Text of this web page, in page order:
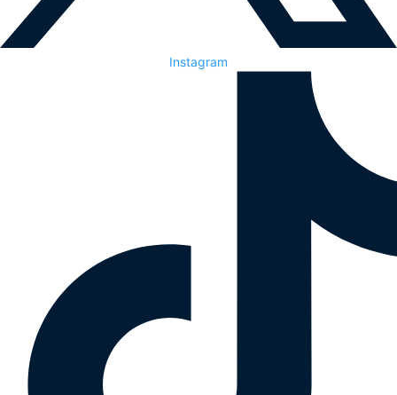
Instagram